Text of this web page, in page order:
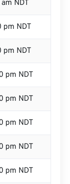
am NDT
pm NDT
pm NDT
pm NDT
pm NDT
pm NDT
pm NDT
pm NDT